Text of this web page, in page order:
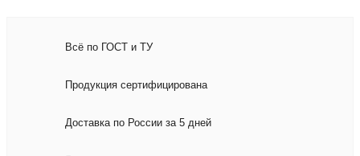
Всё по ГОСТ и ТУ
Продукция сертифицирована
Доставка по России за 5 дней